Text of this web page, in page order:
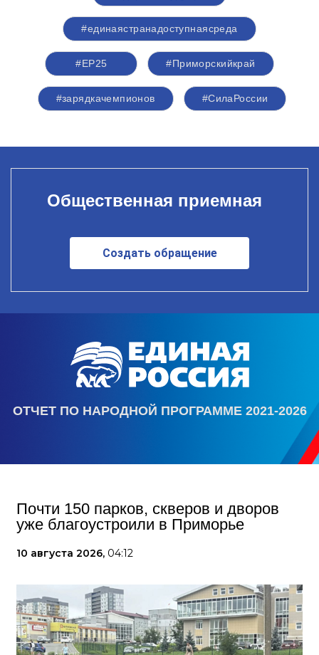
#единаястранадоступнаясреда
#ЕР25 #Приморскийкрай
#зарядкачемпионов #СилаРоссии
Общественная приемная
Создать обращение
ОТЧЕТ ПО НАРОДНОЙ ПРОГРАММЕ 2021-2026
Почти 150 парков, скверов и дворов
уже благоустроили в Приморье
10 августа 2026, 04:12